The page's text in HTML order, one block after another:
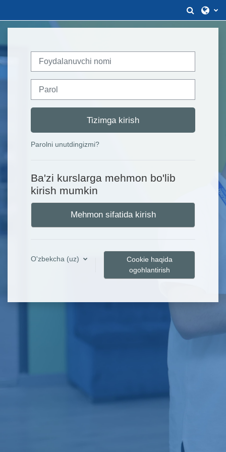
Izlash
Foydalanuvchi nomi
Tizimga kirish
Parolni unutdingizmi?
Ba'zi kurslarga mehmon bo'lib
kirish mumkin
Mehmon sifatida kirish
O'zbekcha ‎(uz)‎
Cookie haqida
ogohlantirish